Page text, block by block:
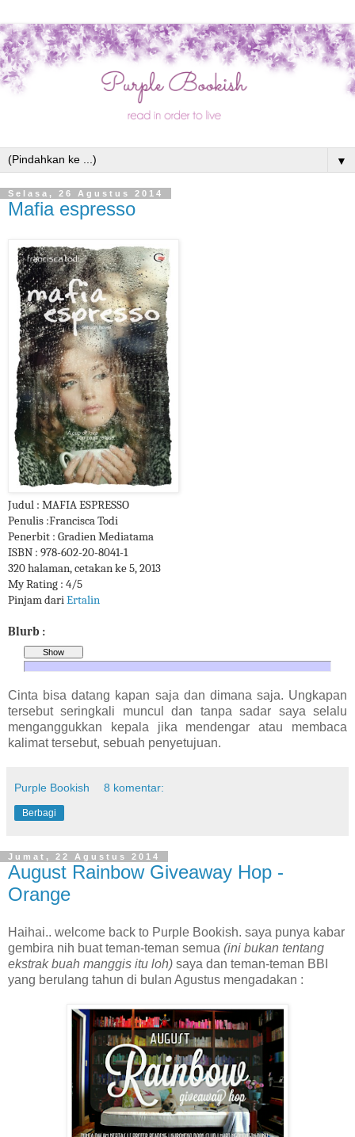
▼
Selasa, 26 Agustus 2014
Mafia espresso
Judul : MAFIA ESPRESSO
Penulis :Francisca Todi
Penerbit : Gradien Mediatama
ISBN : 978-602-20-8041-1
320 halaman, cetakan ke 5, 2013
My Rating : 4/5
Pinjam dariErtalin
Blurb :
Cinta bisa datang kapan saja dan dimana saja. Ungkapan
tersebut seringkali muncul dan tanpa sadar saya selalu
menganggukkan kepala jika mendengar atau membaca
kalimat tersebut, sebuah penyetujuan.
Purple Bookish 8 komentar:
Berbagi
Jumat, 22 Agustus 2014
August Rainbow Giveaway Hop -
Orange
Haihai.. welcome back to Purple Bookish. saya punya kabar
gembira nih buat teman-teman semua (ini bukan tentang
ekstrak buah manggis itu loh) saya dan teman-teman BBI
yang berulang tahun di bulan Agustus mengadakan :